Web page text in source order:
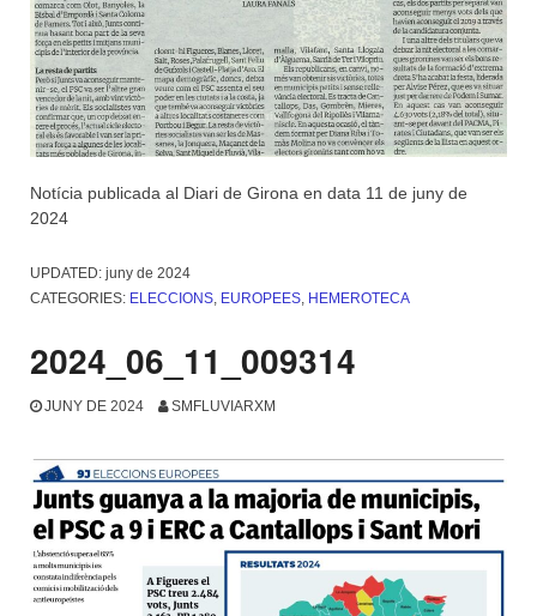
Notícia publicada al Diari de Girona en data 11 de juny de
2024
UPDATED: juny de 2024
CATEGORIES: ELECCIONS, EUROPEES, HEMEROTECA
2024_06_11_009314
JUNY DE 2024 SMFLUVIARXM